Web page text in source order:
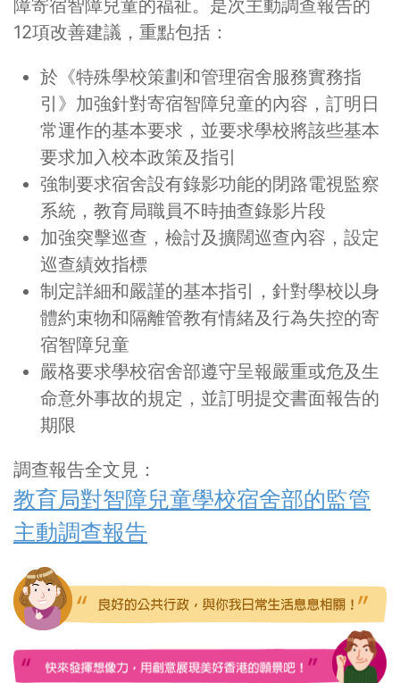
障寄宿智障兒童的福祉。是次主動調查報告的
12項改善建議，重點包括：
於《特殊學校策劃和管理宿舍服務實務指
引》加強針對寄宿智障兒童的內容，訂明日
常運作的基本要求，並要求學校將該些基本
要求加入校本政策及指引
強制要求宿舍設有錄影功能的閉路電視監察
系統，教育局職員不時抽查錄影片段
加強突擊巡查，檢討及擴闊巡查內容，設定
巡查績效指標
制定詳細和嚴謹的基本指引，針對學校以身
體約束物和隔離管教有情緒及行為失控的寄
宿智障兒童
嚴格要求學校宿舍部遵守呈報嚴重或危及生
命意外事故的規定，並訂明提交書面報告的
期限
調查報告全文見：
教育局對智障兒童學校宿舍部的監管
主動調查報告